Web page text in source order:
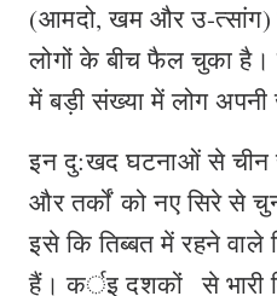
(आमदो, खम और उ-
लोगों के बीच फैल चुका है।
में बड़ी संख्या में लोग
इन दु:खद घटनाओं से चीन
और तर्कों को नए सिरे से
इसे कि तिब्बत में रहने
हैं। कर्इ दशकों से भारी